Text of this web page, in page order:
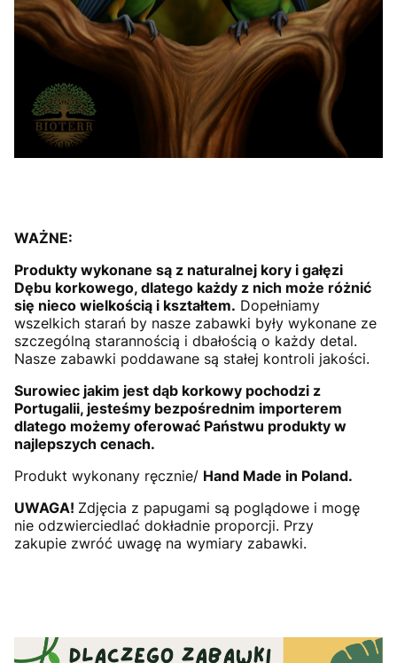
WAŻNE:
Produkty wykonane są z naturalnej kory i gałęzi
Dębu korkowego, dlatego każdy z nich może różnić
się nieco wielkością i kształtem. Dopełniamy
wszelkich starań by nasze zabawki były wykonane ze
szczególną starannością i dbałością o każdy detal.
Nasze zabawki poddawane są stałej kontroli jakości.
Surowiec jakim jest dąb korkowy pochodzi z
Portugalii, jesteśmy bezpośrednim importerem
dlatego możemy oferować Państwu produkty w
najlepszych cenach.
Produkt wykonany ręcznie/ Hand Made in Poland.
UWAGA! Zdjęcia z papugami są poglądowe i mogę
nie odzwierciedlać dokładnie proporcji. Przy
zakupie zwróć uwagę na wymiary zabawki.